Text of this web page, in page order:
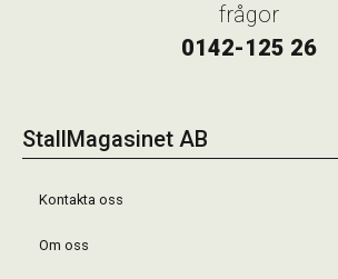
frågor
0142-125 26
StallMagasinet AB
Kontakta oss
Om oss